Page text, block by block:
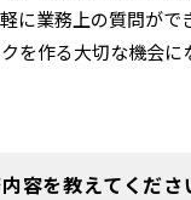
に業務上の質問がで
を作る大切な機会に
容を教えてくださ